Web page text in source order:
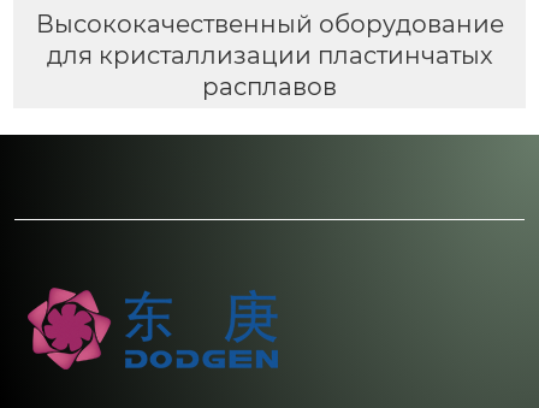
Высококачественный оборудование
для кристаллизации пластинчатых
расплавов